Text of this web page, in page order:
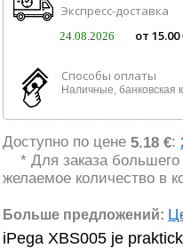
Экспресс-доставка
24.08.2026 от 15.00
Способы оплаты
Наличные, банковская
Доступно по цене 5.18 €:
* Для заказа
желаемое количество в
Больше предложений:
iPega XBS005 je